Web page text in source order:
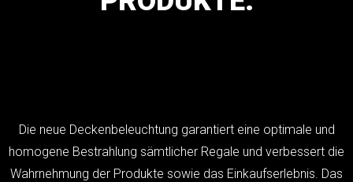
Die neue Deckenbeleuchtung garantiert eine optimale und
homogene Bestrahlung sämtlicher Regale und verbessert die
Wahrnehmung der Produkte sowie das Einkaufserlebnis. Das